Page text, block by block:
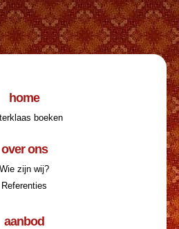
home
boeken
over ons
Wie zijn wij?
Referenties
aanbod